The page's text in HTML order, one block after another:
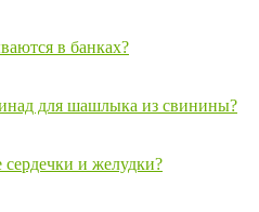
в банках?
для шашлыка из свинины?
и желудки?